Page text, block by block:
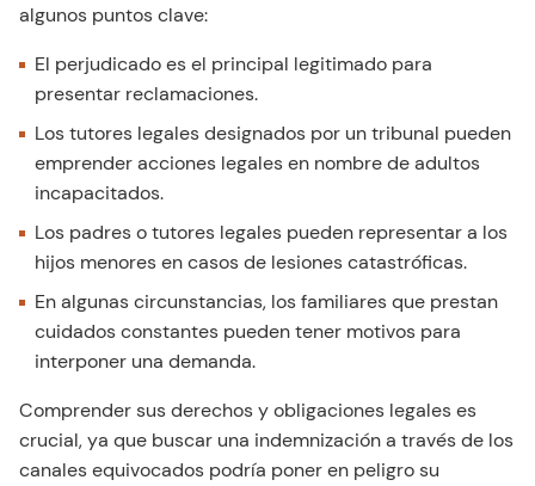
algunos puntos clave:
El perjudicado es el principal legitimado para
presentar reclamaciones.
Los tutores legales designados por un tribunal pueden
emprender acciones legales en nombre de adultos
incapacitados.
Los padres o tutores legales pueden representar a los
hijos menores en casos de lesiones catastróficas.
En algunas circunstancias, los familiares que prestan
cuidados constantes pueden tener motivos para
interponer una demanda.
Comprender sus derechos y obligaciones legales es
crucial, ya que buscar una indemnización a través de los
canales equivocados podría poner en peligro su